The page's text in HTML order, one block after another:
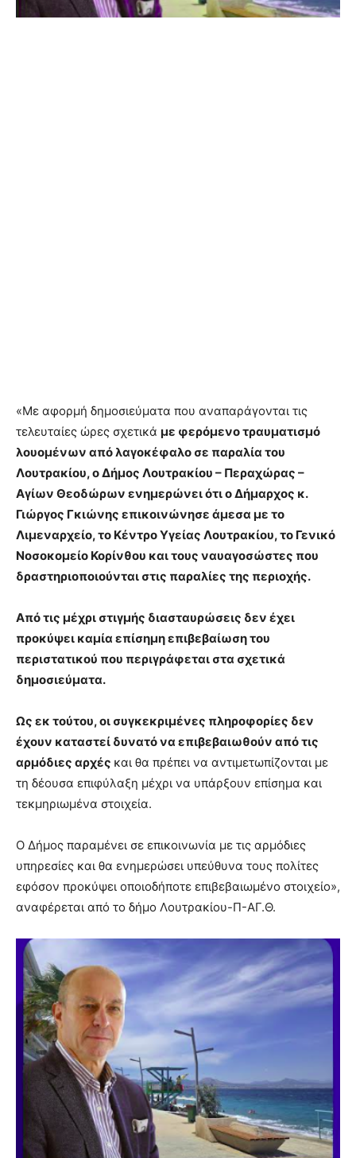
«Με αφορμή δημοσιεύματα που αναπαράγονται τις
τελευταίες ώρες σχετικά με φερόμενο τραυματισμό
λουομένων από λαγοκέφαλο σε παραλία του
Λουτρακίου, ο Δήμος Λουτρακίου – Περαχώρας –
Αγίων Θεοδώρων ενημερώνει ότι ο Δήμαρχος κ.
Γιώργος Γκιώνης επικοινώνησε άμεσα με το
Λιμεναρχείο, το Κέντρο Υγείας Λουτρακίου, το Γενικό
Νοσοκομείο Κορίνθου και τους ναυαγοσώστες που
δραστηριοποιούνται στις παραλίες της περιοχής.
Από τις μέχρι στιγμής διασταυρώσεις δεν έχει
προκύψει καμία επίσημη επιβεβαίωση του
περιστατικού που περιγράφεται στα σχετικά
δημοσιεύματα.
Ως εκ τούτου, οι συγκεκριμένες πληροφορίες δεν
έχουν καταστεί δυνατό να επιβεβαιωθούν από τις
αρμόδιες αρχές και θα πρέπει να αντιμετωπίζονται με
τη δέουσα επιφύλαξη μέχρι να υπάρξουν επίσημα και
τεκμηριωμένα στοιχεία.
Ο Δήμος παραμένει σε επικοινωνία με τις αρμόδιες
υπηρεσίες και θα ενημερώσει υπεύθυνα τους πολίτες
εφόσον προκύψει οποιοδήποτε επιβεβαιωμένο στοιχείο»,
αναφέρεται από το δήμο Λουτρακίου-Π-ΑΓ.Θ.